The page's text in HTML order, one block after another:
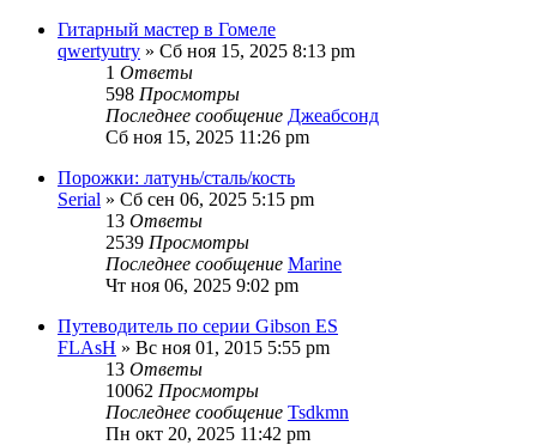
Гитарный мастер в Гомеле
qwertyutry » Сб ноя 15, 2025 8:13 pm
1 Ответы
598 Просмотры
Последнее сообщение Джеабсонд
Сб ноя 15, 2025 11:26 pm
Порожки: латунь/сталь/кость
Serial » Сб сен 06, 2025 5:15 pm
13 Ответы
2539 Просмотры
Последнее сообщение Marine
Чт ноя 06, 2025 9:02 pm
Путеводитель по серии Gibson ES
FLAsH » Вс ноя 01, 2015 5:55 pm
13 Ответы
10062 Просмотры
Последнее сообщение Tsdkmn
Пн окт 20, 2025 11:42 pm